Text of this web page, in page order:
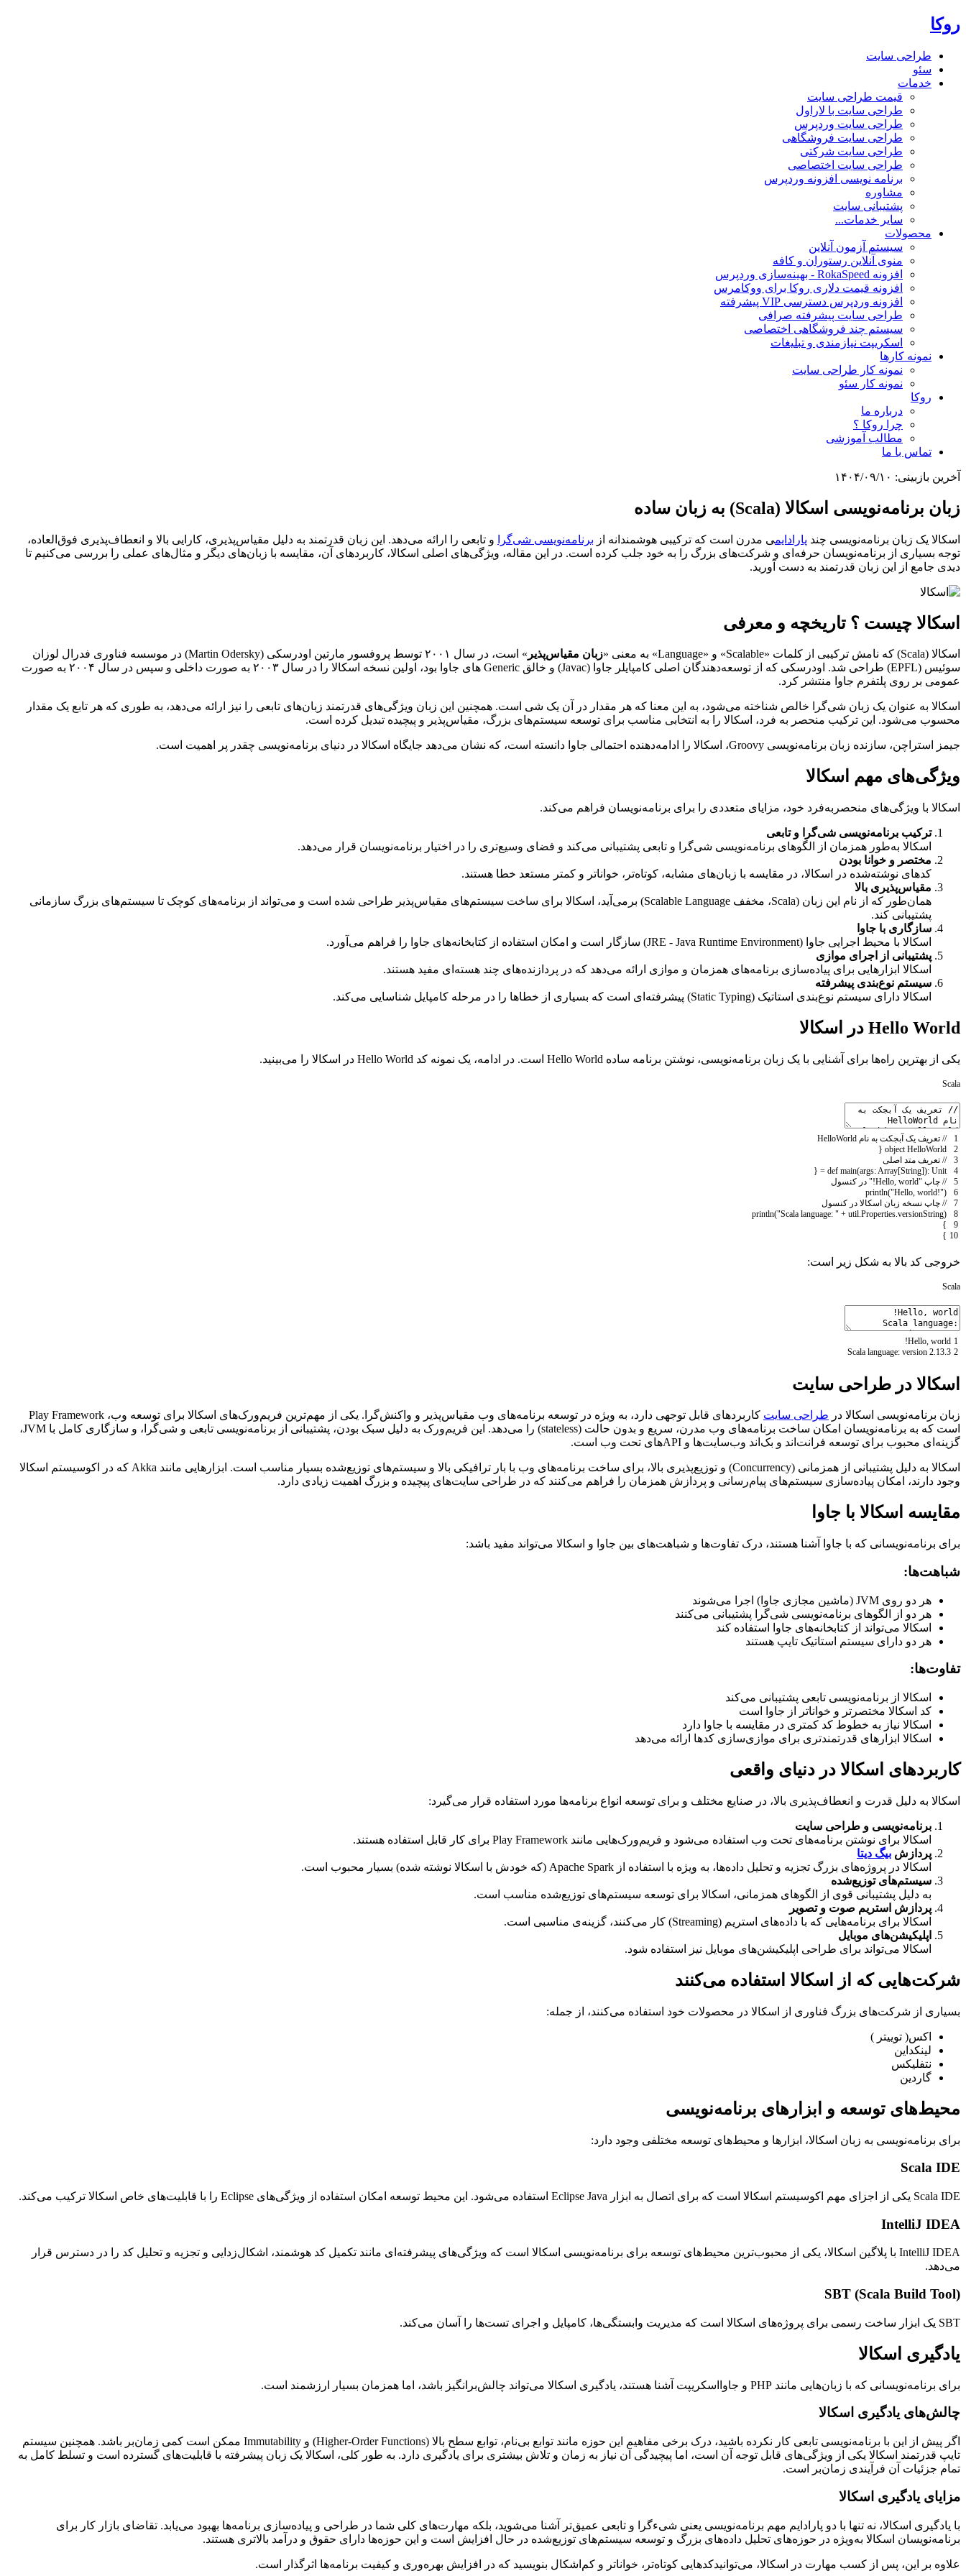
روکا
طراحی سایت
سئو
خدمات
قیمت طراحی سایت
طراحی سایت با لاراول
طراحی سایت وردپرس
طراحی سایت فروشگاهی
طراحی سایت شرکتی
طراحی سایت اختصاصی
برنامه نویسی افزونه وردپرس
مشاوره
پشتیبانی سایت
سایر خدمات...
محصولات
سیستم آزمون آنلاین
منوی آنلاین رستوران و کافه
افزونه RokaSpeed - بهینه‌سازی وردپرس
افزونه قیمت دلاری روکا برای ووکامرس
افزونه وردپرس دسترسی VIP پیشرفته
طراحی سایت پیشرفته صرافی
سیستم چند فروشگاهی اختصاصی
اسکریپت نیازمندی و تبلیغات
نمونه کارها
نمونه کار طراحی سایت
نمونه کار سئو
روکا
درباره ما
چرا روکا ؟
مطالب آموزشی
تماس با ما
آخرین بازبینی: ۱۴۰۴/۰۹/۱۰
زبان برنامه‌نویسی اسکالا (Scala) به زبان ساده
اسکالا یک زبان برنامه‌نویسی چند پارادایمی مدرن است که ترکیبی هوشمندانه از برنامه‌نویسی شی‌گرا
و تابعی را ارائه می‌دهد. این زبان قدرتمند به دلیل مقیاس‌پذیری، کارایی بالا و انعطاف‌پذیری فوق‌العاده،
توجه بسیاری از برنامه‌نویسان حرفه‌ای و شرکت‌های بزرگ را به خود جلب کرده است. در این مقاله، ویژگی‌های اصلی اسکالا، کاربردهای آن، مقایسه با زبان‌های دیگر و مثال‌های عملی را بررسی می‌کنیم تا
دیدی جامع از این زبان قدرتمند به دست آورید.
اسکالا چیست ؟ تاریخچه و معرفی
اسکالا (Scala) که نامش ترکیبی از کلمات «Scalable» و «Language» به معنی « زبان مقیاس‌پذیر
» است، در سال ۲۰۰۱ توسط پروفسور مارتین اودرسکی (Martin Odersky) در موسسه فناوری فدرال لوزان
سوئیس (EPFL) طراحی شد. اودرسکی که از توسعه‌دهندگان اصلی کامپایلر جاوا (Javac) و خالق Generic های جاوا بود، اولین نسخه اسکالا را در سال ۲۰۰۳ به صورت داخلی و سپس در سال ۲۰۰۴ به صورت
عمومی بر روی پلتفرم جاوا منتشر کرد.
اسکالا به عنوان یک زبان شی‌گرا خالص شناخته می‌شود، به این معنا که هر مقدار در آن یک شی است. همچنین این زبان ویژگی‌های قدرتمند زبان‌های تابعی را نیز ارائه می‌دهد، به طوری که هر تابع یک مقدار
محسوب می‌شود. این ترکیب منحصر به فرد، اسکالا را به انتخابی مناسب برای توسعه سیستم‌های بزرگ، مقیاس‌پذیر و پیچیده تبدیل کرده است.
جیمز استراچن، سازنده زبان برنامه‌نویسی Groovy، اسکالا را ادامه‌دهنده احتمالی جاوا دانسته است، که نشان می‌دهد جایگاه اسکالا در دنیای برنامه‌نویسی چقدر پر اهمیت است.
ویژگی‌های مهم اسکالا
اسکالا با ویژگی‌های منحصربه‌فرد خود، مزایای متعددی را برای برنامه‌نویسان فراهم می‌کند.
ترکیب برنامه‌نویسی شی‌گرا و تابعی
اسکالا به‌طور همزمان از الگوهای برنامه‌نویسی شی‌گرا و تابعی پشتیبانی می‌کند و فضای وسیع‌تری را در اختیار برنامه‌نویسان قرار می‌دهد.
مختصر و خوانا بودن
کدهای نوشته‌شده در اسکالا، در مقایسه با زبان‌های مشابه، کوتاه‌تر، خواناتر و کمتر مستعد خطا هستند.
مقیاس‌پذیری بالا
همان‌طور که از نام این زبان (Scala، مخفف Scalable Language) برمی‌آید، اسکالا برای ساخت سیستم‌های مقیاس‌پذیر طراحی شده است و می‌تواند از برنامه‌های کوچک تا سیستم‌های بزرگ سازمانی
پشتیبانی کند.
سازگاری با جاوا
اسکالا با محیط اجرایی جاوا (JRE - Java Runtime Environment) سازگار است و امکان استفاده از کتابخانه‌های جاوا را فراهم می‌آورد.
پشتیبانی از اجرای موازی
اسکالا ابزارهایی برای پیاده‌سازی برنامه‌های همزمان و موازی ارائه می‌دهد که در پردازنده‌های چند هسته‌ای مفید هستند.
سیستم نوع‌بندی پیشرفته
اسکالا دارای سیستم نوع‌بندی استاتیک (Static Typing) پیشرفته‌ای است که بسیاری از خطاها را در مرحله کامپایل شناسایی می‌کند.
Hello World در اسکالا
یکی از بهترین راه‌ها برای آشنایی با یک زبان برنامه‌نویسی، نوشتن برنامه ساده Hello World است. در ادامه، یک نمونه کد Hello World در اسکالا را می‌بینید.
Scala
1
2
3
4
5
6
7
8
9
10
// تعریف یک آبجکت به نام HelloWorld
object HelloWorld
{
// تعریف متد اصلی
def main(args:Array[String]): Unit
=
{
// چاپ "Hello, world!" در کنسول
println("Hello, world!")
// چاپ نسخه زبان اسکالا در کنسول
println("Scala language: " + util.Properties.versionString)
}
}
خروجی کد بالا به شکل زیر است:
Scala
1
2
Hello world
!
Scala language: version 2.13.3
اسکالا در طراحی سایت
زبان برنامه‌نویسی اسکالا در طراحی سایت
کاربردهای قابل توجهی دارد، به ویژه در توسعه برنامه‌های وب مقیاس‌پذیر و واکنش‌گرا. یکی از مهم‌ترین فریم‌ورک‌های اسکالا برای توسعه وب، Play Framework
است که به برنامه‌نویسان امکان ساخت برنامه‌های وب مدرن، سریع و بدون حالت (stateless) را می‌دهد. این فریم‌ورک به دلیل سبک بودن، پشتیبانی از برنامه‌نویسی تابعی و شی‌گرا، و سازگاری کامل با JVM،
گزینه‌ای محبوب برای توسعه فرانت‌اند و بک‌اند وب‌سایت‌ها و APIهای تحت وب است.
اسکالا به دلیل پشتیبانی از همزمانی (Concurrency) و توزیع‌پذیری بالا، برای ساخت برنامه‌های وب با بار ترافیکی بالا و سیستم‌های توزیع‌شده بسیار مناسب است. ابزارهایی مانند Akka که در اکوسیستم اسکالا
وجود دارند، امکان پیاده‌سازی سیستم‌های پیام‌رسانی و پردازش همزمان را فراهم می‌کنند که در طراحی سایت‌های پیچیده و بزرگ اهمیت زیادی دارد.
مقایسه اسکالا با جاوا
برای برنامه‌نویسانی که با جاوا آشنا هستند، درک تفاوت‌ها و شباهت‌های بین جاوا و اسکالا می‌تواند مفید باشد:
شباهت‌ها:
هر دو روی JVM (ماشین مجازی جاوا) اجرا می‌شوند
هر دو از الگوهای برنامه‌نویسی شی‌گرا پشتیبانی می‌کنند
اسکالا می‌تواند از کتابخانه‌های جاوا استفاده کند
هر دو دارای سیستم استاتیک تایپ هستند
تفاوت‌ها:
اسکالا از برنامه‌نویسی تابعی پشتیبانی می‌کند
کد اسکالا مختصرتر و خواناتر از جاوا است
اسکالا نیاز به خطوط کد کمتری در مقایسه با جاوا دارد
اسکالا ابزارهای قدرتمندتری برای موازی‌سازی کدها ارائه می‌دهد
کاربردهای اسکالا در دنیای واقعی
اسکالا به دلیل قدرت و انعطاف‌پذیری بالا، در صنایع مختلف و برای توسعه انواع برنامه‌ها مورد استفاده قرار می‌گیرد:
برنامه‌نویسی و طراحی سایت
اسکالا برای نوشتن برنامه‌های تحت وب استفاده می‌شود و فریم‌ورک‌هایی مانند Play Framework برای کار قابل استفاده هستند.
پردازش بیگ دیتا
اسکالا در پروژه‌های بزرگ تجزیه و تحلیل داده‌ها، به ویژه با استفاده از Apache Spark (که خودش با اسکالا نوشته شده) بسیار محبوب است.
سیستم‌های توزیع‌شده
به دلیل پشتیبانی قوی از الگوهای همزمانی، اسکالا برای توسعه سیستم‌های توزیع‌شده مناسب است.
پردازش استریم صوت و تصویر
اسکالا برای برنامه‌هایی که با داده‌های استریم (Streaming) کار می‌کنند، گزینه‌ی مناسبی است.
اپلیکیشن‌های موبایل
اسکالا می‌تواند برای طراحی اپلیکیشن‌های موبایل نیز استفاده شود.
شرکت‌هایی که از اسکالا استفاده می‌کنند
بسیاری از شرکت‌های بزرگ فناوری از اسکالا در محصولات خود استفاده می‌کنند، از جمله:
اکس( توییتر )
لینکداین
نتفلیکس
گاردین
محیط‌های توسعه و ابزارهای برنامه‌نویسی
برای برنامه‌نویسی به زبان اسکالا، ابزارها و محیط‌های توسعه مختلفی وجود دارد:
Scala IDE
Scala IDE یکی از اجزای مهم اکوسیستم اسکالا است که برای اتصال به ابزار Eclipse Java استفاده می‌شود. این محیط توسعه امکان استفاده از ویژگی‌های Eclipse را با قابلیت‌های خاص اسکالا ترکیب می‌کند.
IntelliJ IDEA
IntelliJ IDEA با پلاگین اسکالا، یکی از محبوب‌ترین محیط‌های توسعه برای برنامه‌نویسی اسکالا است که ویژگی‌های پیشرفته‌ای مانند تکمیل کد هوشمند، اشکال‌زدایی و تجزیه و تحلیل کد را در دسترس قرار
می‌دهد.
SBT (Scala Build Tool)
SBT یک ابزار ساخت رسمی برای پروژه‌های اسکالا است که مدیریت وابستگی‌ها، کامپایل و اجرای تست‌ها را آسان می‌کند.
یادگیری اسکالا
برای برنامه‌نویسانی که با زبان‌هایی مانند PHP و جاوااسکریپت آشنا هستند، یادگیری اسکالا می‌تواند چالش‌برانگیز باشد، اما همزمان بسیار ارزشمند است.
چالش‌های یادگیری اسکالا
اگر پیش از این با برنامه‌نویسی تابعی کار نکرده باشید، درک برخی مفاهیم این حوزه مانند توابع بی‌نام، توابع سطح بالا (Higher-Order Functions) و Immutability ممکن است کمی زمان‌بر باشد. همچنین سیستم
تایپ قدرتمند اسکالا یکی از ویژگی‌های قابل توجه آن است، اما پیچیدگی آن نیاز به زمان و تلاش بیشتری برای یادگیری دارد. به طور کلی، اسکالا یک زبان پیشرفته با قابلیت‌های گسترده است و تسلط کامل به
تمام جزئیات آن فرآیندی زمان‌بر است.
مزایای یادگیری اسکالا
با یادگیری اسکالا، نه تنها با دو پارادایم مهم برنامه‌نویسی یعنی شیءگرا و تابعی عمیق‌تر آشنا می‌شوید، بلکه مهارت‌های کلی شما در طراحی و پیاده‌سازی برنامه‌ها بهبود می‌یابد. تقاضای بازار کار برای
برنامه‌نویسان اسکالا به‌ویژه در حوزه‌های تحلیل داده‌های بزرگ و توسعه سیستم‌های توزیع‌شده در حال افزایش است و این حوزه‌ها دارای حقوق و درآمد بالاتری هستند.
علاوه بر این، پس از کسب مهارت در اسکالا، می‌توانیدکدهایی کوتاه‌تر، خواناتر و کم‌اشکال بنویسید که در افزایش بهره‌وری و کیفیت برنامه‌ها اثرگذار است.